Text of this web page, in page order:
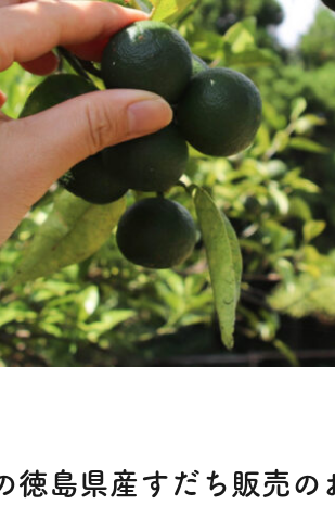
徳島県産すだち販売の